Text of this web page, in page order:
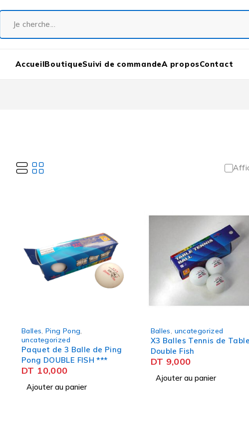
AccueilBoutiqueSuivi de commandeA proposContact
Balles Ping Pong
uncategorized
Paquet de 3 Balle de Ping
Pong DOUBLE FISH ***
DT 10,000
Ajouter au panier
Balles uncategorized
X3 Balles Tennis de Table
Double Fish
DT 9,000
Ajouter au panier